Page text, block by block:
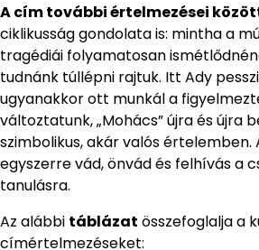
A cím további értelmezései
ciklikusság gondolata is: mintha a
tragédiái folyamatosan
tudnánk túllépni rajtuk. Itt Ady
ugyanakkor ott munkál a
változtatunk, „Mohács” újra és újra
szimbolikus, akár valós
egyszerre vád, önvád és felhívás a
tanulásra.
Az alábbi táblázat összefoglalja a
címértelmezéseket: